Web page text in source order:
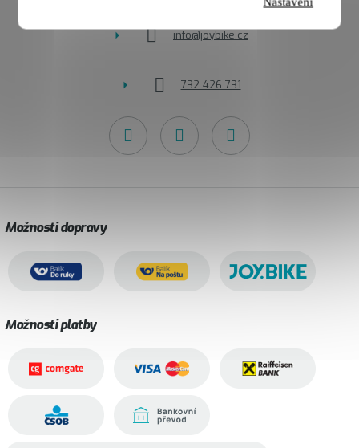
info@joybike.cz
732 426 731
Možnosti dopravy
Možnosti platby